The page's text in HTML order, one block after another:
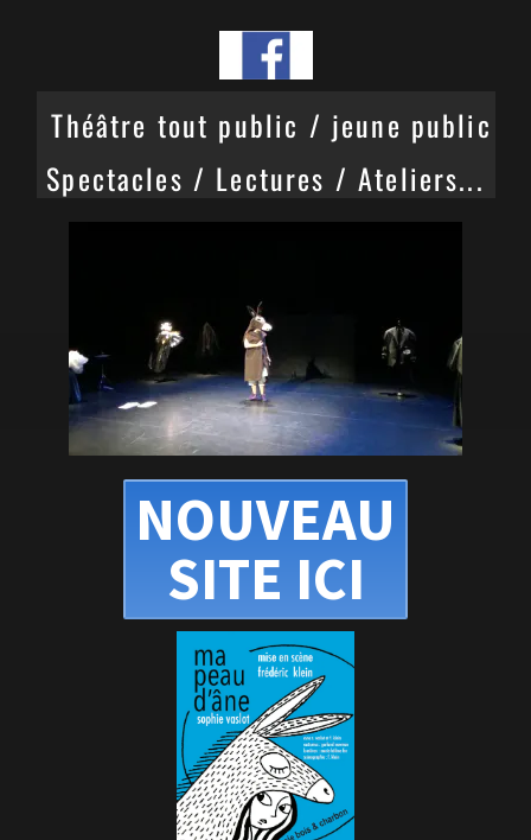
Théâtre tout public / jeune public
Spectacles / Lectures / Ateliers...
NOUVEAU
SITE ICI